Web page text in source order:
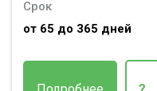
Срок
от 65 до 365 дней